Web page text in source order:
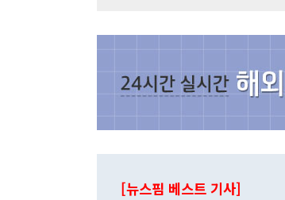
[뉴스핌 베스트 기사]